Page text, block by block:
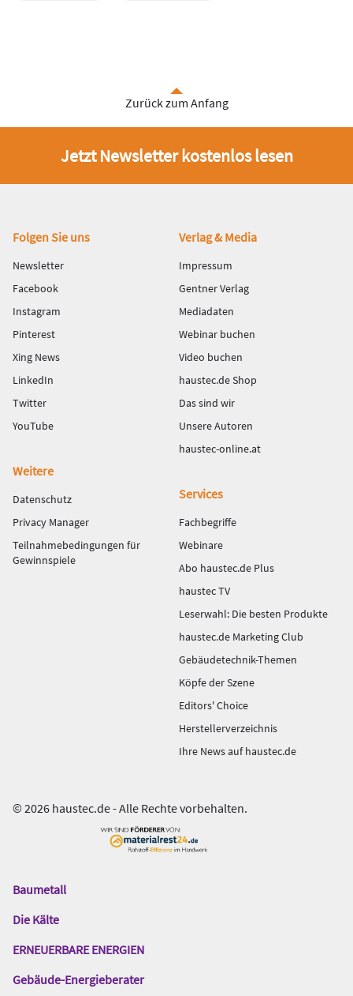
Zurück zum Anfang
Jetzt Newsletter kostenlos lesen
Fußbereich
Folgen Sie uns
Newsletter
Facebook
Instagram
Pinterest
Xing News
LinkedIn
Twitter
YouTube
Verlag & Media
Impressum
Gentner Verlag
Mediadaten
Webinar buchen
Video buchen
haustec.de Shop
Das sind wir
Unsere Autoren
haustec-online.at
Weitere
Datenschutz
Privacy Manager
Teilnahmebedingungen für
Gewinnspiele
Services
Fachbegriffe
Webinare
Abo haustec.de Plus
haustec TV
Leserwahl: Die besten Produkte
haustec.de Marketing Club
Gebäudetechnik-Themen
Köpfe der Szene
Editors' Choice
Herstellerverzeichnis
Ihre News auf haustec.de
© 2026 haustec.de - Alle Rechte vorbehalten.
Das
Gentner
Baumetall
Die Kälte
ERNEUERBARE ENERGIEN
Gebäude-Energieberater